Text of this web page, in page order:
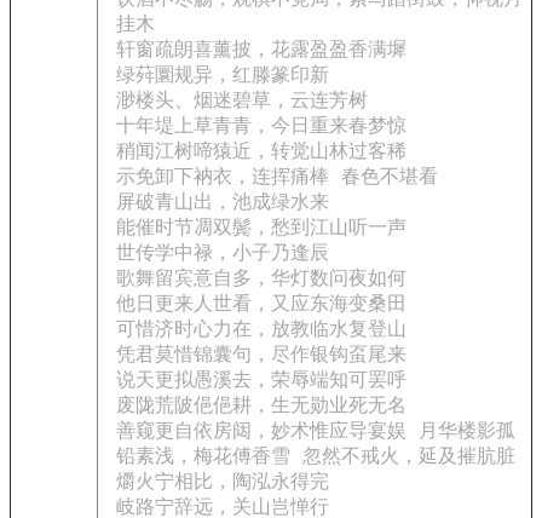
挂木
轩窗疏朗喜薰披，花露盈盈香满墀
绿荈圜规异，红滕篆印新
渺楼头、烟迷碧草，云连芳树
十年堤上草青青，今日重来春梦惊
稍闻江树啼猿近，转觉山林过客稀
示免卸下衲衣，连挥痛棒
春色不堪看
屏破青山出，池成绿水来
能催时节凋双鬓，愁到江山听一声
世传学中禄，小子乃逢辰
歌舞留宾意自多，华灯数问夜如何
他日更来人世看，又应东海变桑田
可惜济时心力在，放教临水复登山
凭君莫惜锦囊句，尽作银钩虿尾来
说天更拟愚溪去，荣辱端知可罢呼
废陇荒陂俋俋耕，生无勋业死无名
善窥更自依房闼，妙术惟应导宴娱
月华楼影孤
铅素浅，梅花傅香雪
忽然不戒火，延及摧肮脏
爝火宁相比，陶泓永得完
岐路宁辞远，关山岂惮行